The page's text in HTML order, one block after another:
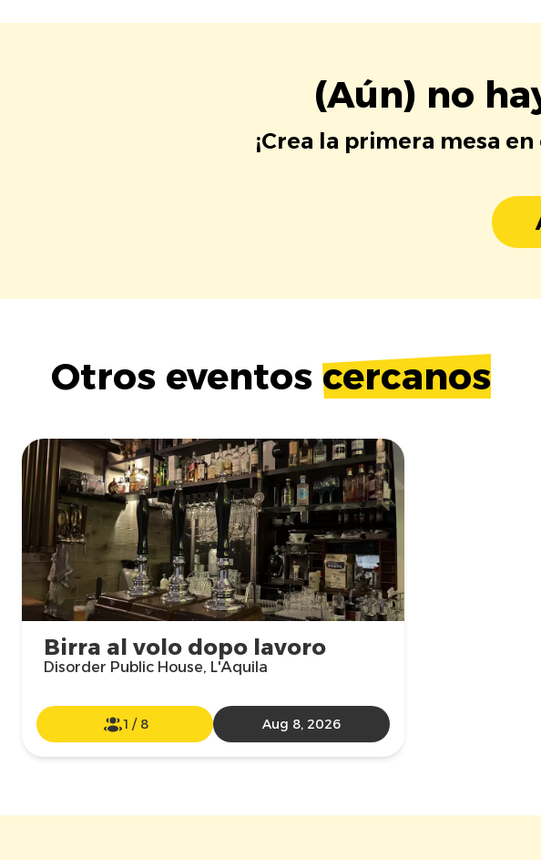
(Aún) no
¡Crea la primera mesa
Otros eventos cercanos
Birra al volo dopo lavoro
Disorder Public House, L'Aquila
1 / 8 Aug 8, 2026